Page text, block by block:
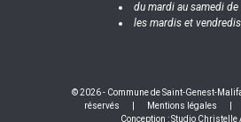
du mardi au samedi de
les mardis et
© 2026 - Commune de Saint-Genest-
réservés
Mentions légales
Conception :Studio Christelle